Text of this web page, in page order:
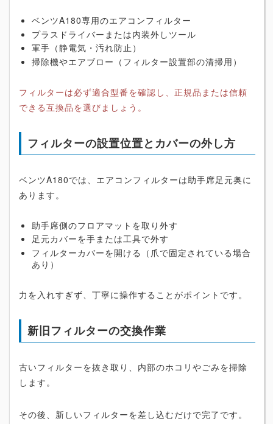
ベンツA180専用のエアコンフィルター
プラスドライバーまたは内装外しツール
軍手（静電気・汚れ防止）
掃除機やエアブロー（フィルター設置部の清掃用）
フィルターは必ず適合型番を確認し、正規品または信頼
できる互換品を選びましょう。
フィルターの設置位置とカバーの外し方
ベンツA180では、エアコンフィルターは助手席足元奥に
あります。
助手席側のフロアマットを取り外す
足元カバーを手または工具で外す
フィルターカバーを開ける（爪で固定されている場合
あり）
力を入れすぎず、丁寧に操作することがポイントです。
新旧フィルターの交換作業
古いフィルターを抜き取り、内部のホコリやごみを掃除
します。
その後、新しいフィルターを差し込むだけで完了です。